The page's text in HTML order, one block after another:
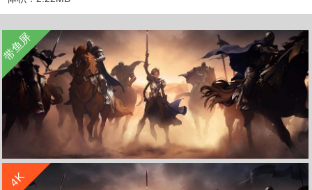
带鱼屏
英雄联盟卡牌3440x1440游戏壁纸
立 即 下 载
收 藏
4K
立 即 下 载
收 藏